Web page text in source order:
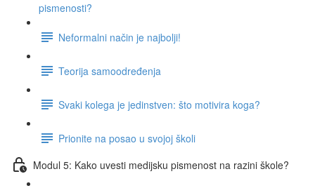
pismenosti?
Neformalni način je najbolji!
Teorija samoodređenja
Svaki kolega je jedinstven: što motivira koga?
Prionite na posao u svojoj školi
Modul 5: Kako uvesti medijsku pismenost na razini škole?